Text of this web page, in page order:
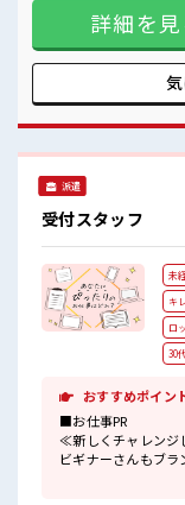
私物の置きすぎに
ートが充
が、 残業
の職場≫
有)≪自分
ば、 担当がし
ッと一息
すぎには
詳細を見
派遣
受付スタッフ
未
キ
ロ
30
おすすめポイン
■お仕事PR
≪新しくチャレン
ビギナーさんもブラ